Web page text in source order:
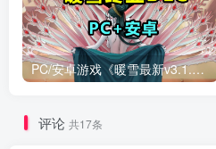
PC/安卓游戏《暖雪最新v3.1.0.1》终业DLC整合版！
评论 共17条